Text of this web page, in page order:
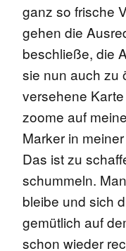
ganz so frische
gehen die
beschließe, die
sie nun auch zu
versehene
zoome auf
Marker in
Das ist zu
schummeln.
bleibe und sich
gemütlich auf
schon wieder